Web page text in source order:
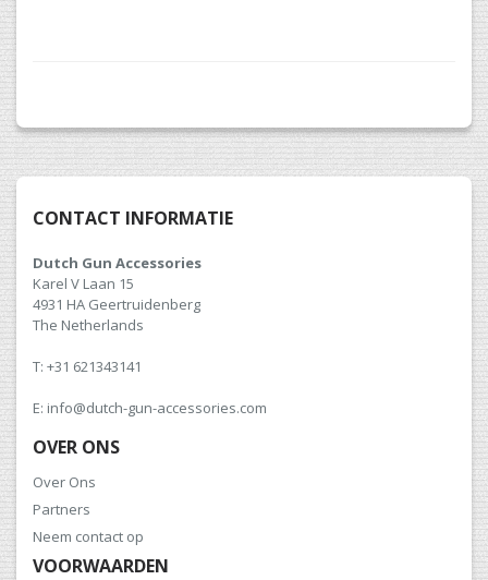
CONTACT INFORMATIE
Dutch Gun Accessories
Karel V Laan 15
4931 HA Geertruidenberg
The Netherlands
T: +31 621343141
E: info@dutch-gun-accessories.com
OVER ONS
Over Ons
Partners
Neem contact op
VOORWAARDEN